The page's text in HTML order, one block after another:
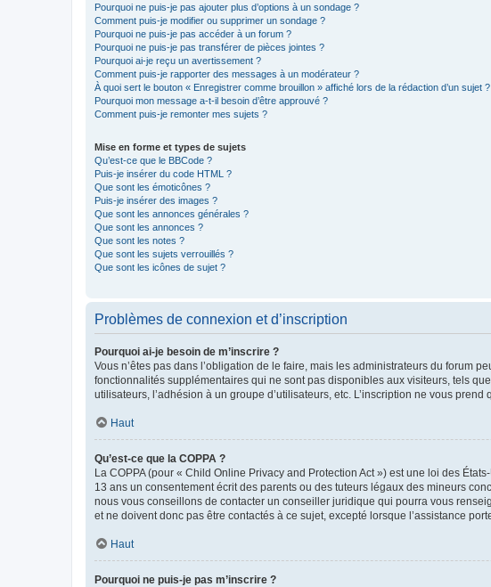
Pourquoi ne puis-je pas ajouter plus d’options à un sondage ?
Comment puis-je modifier ou supprimer un sondage ?
Pourquoi ne puis-je pas accéder à un forum ?
Pourquoi ne puis-je pas transférer de pièces jointes ?
Pourquoi ai-je reçu un avertissement ?
Comment puis-je rapporter des messages à un modérateur ?
À quoi sert le bouton « Enregistrer comme brouillon » affiché lors de la rédaction d’un sujet ?
Pourquoi mon message a-t-il besoin d’être approuvé ?
Comment puis-je remonter mes sujets ?
Mise en forme et types de sujets
Qu’est-ce que le BBCode ?
Puis-je insérer du code HTML ?
Que sont les émoticônes ?
Puis-je insérer des images ?
Que sont les annonces générales ?
Que sont les annonces ?
Que sont les notes ?
Que sont les sujets verrouillés ?
Que sont les icônes de sujet ?
Problèmes de connexion et d’inscription
Pourquoi ai-je besoin de m’inscrire ?
Vous n’êtes pas dans l’obligation de le faire, mais les administrateurs du forum
fonctionnalités supplémentaires qui ne sont pas disponibles aux visiteurs, tels
utilisateurs, l’adhésion à un groupe d’utilisateurs, etc. L’inscription ne vous
Haut
Qu’est-ce que la COPPA ?
La COPPA (pour « Child Online Privacy and Protection Act ») est une loi des
13 ans un consentement écrit des parents ou des tuteurs légaux des mineurs
nous vous conseillons de contacter un conseiller juridique qui pourra vous
et ne doivent donc pas être contactés à ce sujet, excepté lorsque l’assistance
Haut
Pourquoi ne puis-je pas m’inscrire ?